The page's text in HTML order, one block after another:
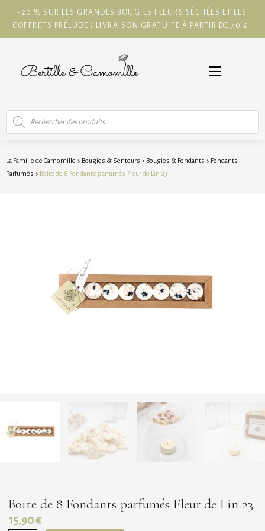
-20 % SUR LES GRANDES BOUGIES FLEURS SÉCHÉES ET LES
COFFRETS PRÉLUDE / LIVRAISON GRATUITE À PARTIR DE 70 € !
Recherche
de
produits
La Famille de Camomille Bougies & Senteurs Bougies & Fondants
Fondants
Parfumés
Boite de 8 Fondants parfumés Fleur de Lin 23
Boite de 8 Fondants parfumés Fleur de Lin 23
15,90€